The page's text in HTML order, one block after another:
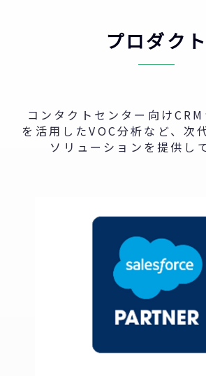
プロダクト
コンタクトセンター向け
を活用したVOC分析など、次
ソリューションを提供し